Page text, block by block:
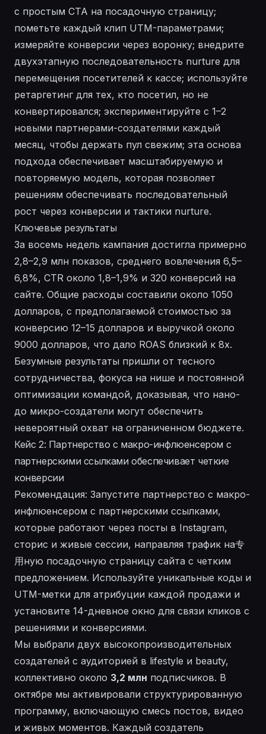
с простым CTA на посадочную страницу;
пометьте каждый клип UTM-параметрами;
измеряйте конверсии через воронку; внедрите
двухэтапную последовательность nurture для
перемещения посетителей к кассе; используйте
ретаргетинг для тех, кто посетил, но не
конвертировался; экспериментируйте с 1–2
новыми партнерами-создателями каждый
месяц, чтобы держать пул свежим; эта основа
подхода обеспечивает масштабируемую и
повторяемую модель, которая позволяет
решениям обеспечивать последовательный
рост через конверсии и тактики nurture.
Ключевые результаты
За восемь недель кампания достигла примерно
2,8–2,9 млн показов, среднего вовлечения 6,5–
6,8%, CTR около 1,8–1,9% и 320 конверсий на
сайте. Общие расходы составили около 1050
долларов, с предполагаемой стоимостью за
конверсию 12–15 долларов и выручкой около
9000 долларов, что дало ROAS близкий к 8x.
Безумные результаты пришли от тесного
сотрудничества, фокуса на нише и постоянной
оптимизации командой, доказывая, что нано-
до микро-создатели могут обеспечить
невероятный охват на ограниченном бюджете.
Кейс 2: Партнерство с макро-инфлюенсером с
партнерскими ссылками обеспечивает четкие
конверсии
Рекомендация: Запустите партнерство с макро-
инфлюенсером с партнерскими ссылками,
которые работают через посты в Instagram,
сторис и живые сессии, направляя трафик на专
用ную посадочную страницу сайта с четким
предложением. Используйте уникальные коды и
UTM-метки для атрибуции каждой продажи и
установите 14-дневное окно для связи кликов с
решениями и конверсиями.
Мы выбрали двух высокопроизводительных
создателей с аудиторией в lifestyle и beauty,
коллективно около 3,2 млн подписчиков. В
октябре мы активировали структурированную
программу, включающую смесь постов, видео
и живых моментов. Каждый создатель